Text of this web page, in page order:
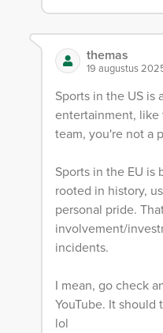
themas
19 augustus
Sports in the US is
entertainment, like
team, you're not a
Sports in the EU is
rooted in history,
personal pride.
involvement/
incidents.
I mean, go check
YouTube. It
lol